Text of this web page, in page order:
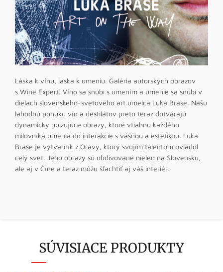
Láska k vínu, láska k umeniu. Galéria autorských obrazov
s Wine Expert. Víno sa snúbi s umením a umenie sa snúbi v
dielach slovenského-svetového art umelca Luka Brase. Našu
lahodnú ponuku vín a destilátov preto teraz dotvárajú
dynamicky pulzujúce obrazy, ktoré vtiahnu každého
milovníka umenia do interakcie s vášňou a estetikou. Luka
Brase je výtvarník z Oravy, ktorý svojím talentom ovládol
celý svet. Jeho obrazy sú obdivované nielen na Slovensku,
ale aj v Číne a teraz môžu šľachtiť aj váš interiér.
SÚVISIACE PRODUKTY